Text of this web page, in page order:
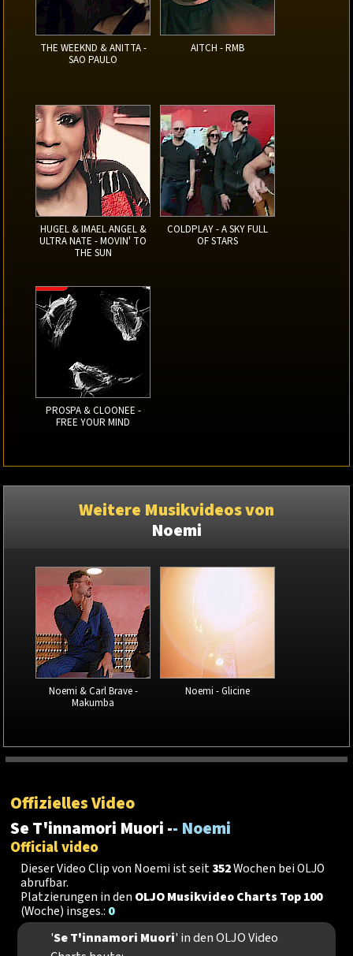
THE WEEKND & ANITTA -
SAO PAULO
AITCH - RMB
HUGEL & IMAEL ANGEL &
ULTRA NATE - MOVIN' TO
THE SUN
COLDPLAY - A SKY FULL
OF STARS
PROSPA & CLOONEE -
FREE YOUR MIND
Weitere Musikvideos von
Noemi
Noemi & Carl Brave -
Makumba
Noemi - Glicine
Offizielles Video
Se T'innamori Muori -- Noemi
Official video
Dieser Video Clip von Noemi ist seit352Wochen bei OLJO
abrufbar.
Platzierungen in den OLJO Musikvideo Charts Top 100
(Woche) insges.: 0
'Se T'innamori Muori' in den OLJO Video